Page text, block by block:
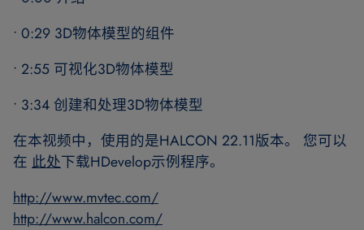
• 0:29 3D物体模型的组件
• 2:55 可视化3D物体模型
• 3:34 创建和处理3D物体模型
在本视频中，使用的是HALCON 22.11版本。 您可以
在 此处下载HDevelop示例程序。
http://www.mvtec.com/
http://www.halcon.com/